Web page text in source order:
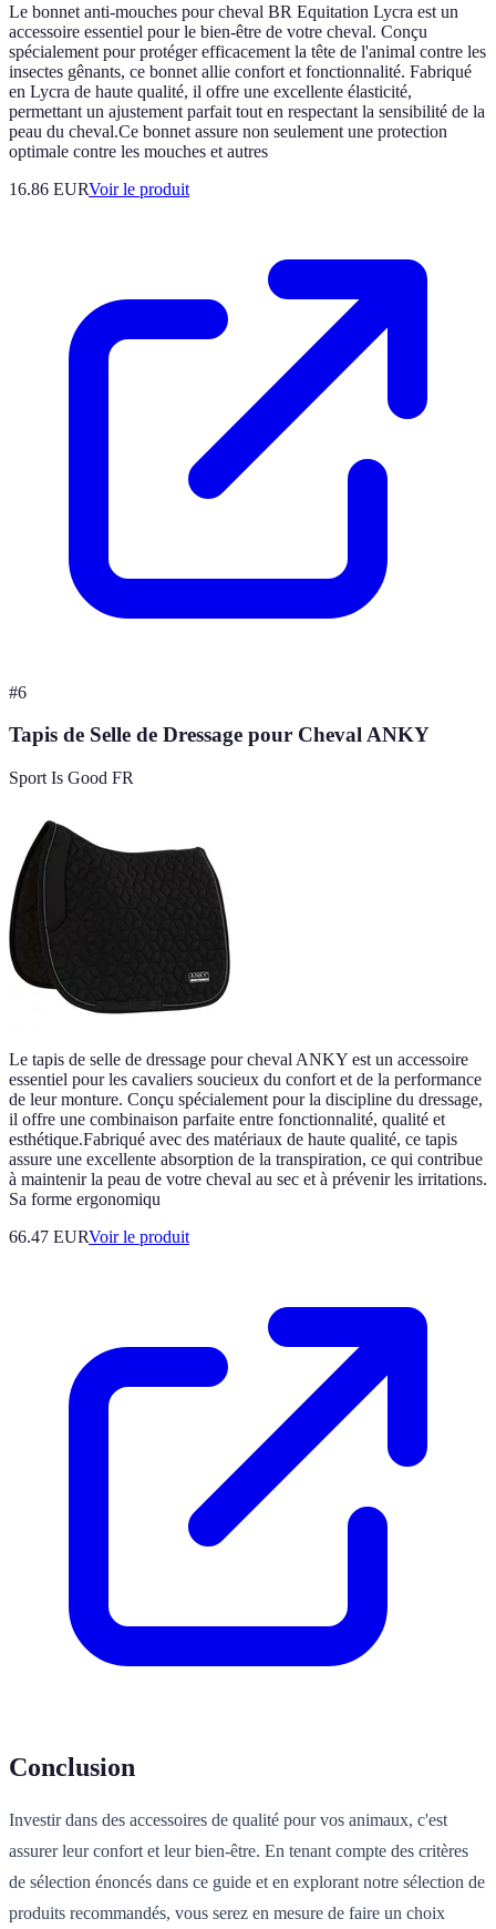
Le bonnet anti-mouches pour cheval BR Equitation Lycra est un
accessoire essentiel pour le bien-être de votre cheval. Conçu
spécialement pour protéger efficacement la tête de l'animal contre les
insectes gênants, ce bonnet allie confort et fonctionnalité. Fabriqué
en Lycra de haute qualité, il offre une excellente élasticité,
permettant un ajustement parfait tout en respectant la sensibilité de la
peau du cheval.Ce bonnet assure non seulement une protection
optimale contre les mouches et autres
16.86 EURVoir le produit
#6
Tapis de Selle de Dressage pour Cheval ANKY
Sport Is Good FR
Le tapis de selle de dressage pour cheval ANKY est un accessoire
essentiel pour les cavaliers soucieux du confort et de la performance
de leur monture. Conçu spécialement pour la discipline du dressage,
il offre une combinaison parfaite entre fonctionnalité, qualité et
esthétique.Fabriqué avec des matériaux de haute qualité, ce tapis
assure une excellente absorption de la transpiration, ce qui contribue
à maintenir la peau de votre cheval au sec et à prévenir les irritations.
Sa forme ergonomiqu
66.47 EURVoir le produit
Conclusion
Investir dans des accessoires de qualité pour vos animaux, c'est
assurer leur confort et leur bien-être. En tenant compte des critères
de sélection énoncés dans ce guide et en explorant notre sélection de
produits recommandés, vous serez en mesure de faire un choix